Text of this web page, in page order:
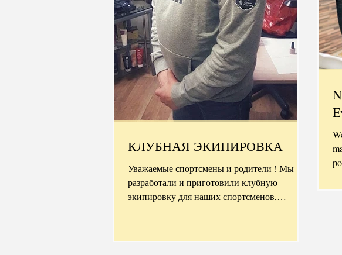
КЛУБНАЯ ЭКИПИРОВКА
Уважаемые спортсмены и родители ! Мы
разработали и приготовили клубную
экипировку для наших спортсменов,